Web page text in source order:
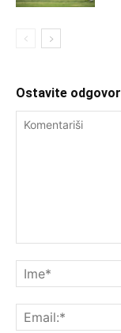
Ostavite odgovor